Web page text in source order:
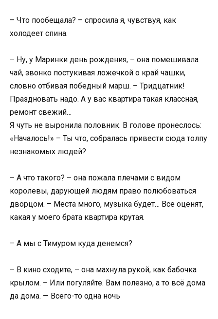
– Что пообещала? – спросила я, чувствуя, как
холодеет спина.
– Ну, у Маринки день рождения, – она помешивала
чай, звонко постукивая ложечкой о край чашки,
словно отбивая победный марш. – Тридцатник!
Праздновать надо. А у вас квартира такая классная,
ремонт свежий…
Я чуть не выронила половник. В голове пронеслось:
«Началось!» – Ты что, собралась привести сюда толпу
незнакомых людей?
– А что такого? – она пожала плечами с видом
королевы, дарующей людям право полюбоваться
дворцом. – Места много, музыка будет… Все оценят,
какая у моего брата квартира крутая.
– А мы с Тимуром куда денемся?
– В кино сходите, – она махнула рукой, как бабочка
крылом. – Или погуляйте. Вам полезно, а то всё дома
да дома. — Всего-то одна ночь